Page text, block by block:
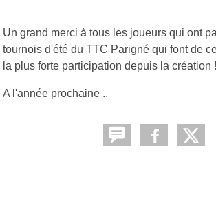
Un grand merci à tous les joueurs qui ont
tournois d'été du TTC Parigné qui font de
la plus forte participation depuis la création !
A l'année prochaine ..